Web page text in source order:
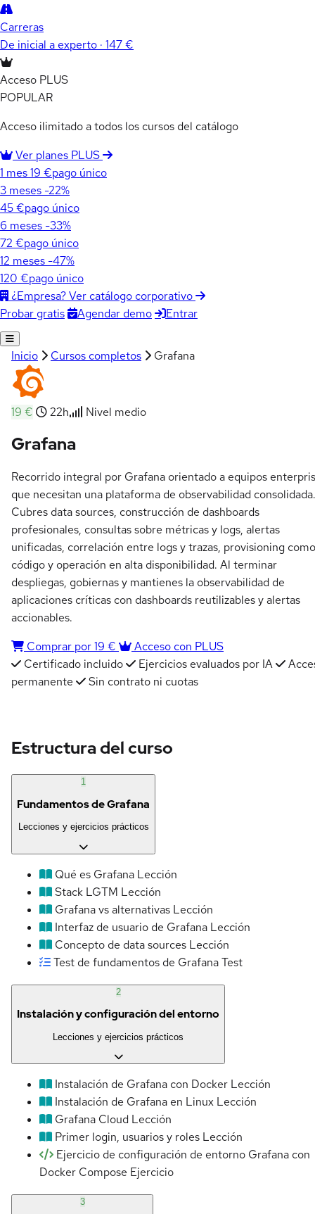
Carreras
De inicial a experto · 147 €
Acceso PLUS
POPULAR
Acceso ilimitado a todos los cursos del catálogo
Ver planes PLUS
1 mes19 €pago único
3 meses -22%
45 €pago único
6 meses -33%
72 €pago único
12 meses -47%
120 €pago único
¿Empresa? Ver catálogo corporativo
Probar gratis
Agendar demo Entrar
Inicio Cursos completos Grafana
19 € 22h Nivel medio
Grafana
Recorrido integral por Grafana orientado a equipos
que necesitan una plataforma de observabilidad consolidada.
Cubres data sources, construcción de dashboards
profesionales, consultas sobre métricas y logs, alertas
unificadas, correlación entre logs y trazas, provisioning como
código y operación en alta disponibilidad. Al terminar
despliegas, gobiernas y mantienes la observabilidad de
aplicaciones críticas con dashboards reutilizables y alertas
accionables.
Comprar por 19 €
Acceso con PLUS
Certificado incluido
Ejercicios evaluados por IA
permanente
Sin contrato ni cuotas
Estructura del curso
1
Fundamentos de Grafana
Lecciones y ejercicios prácticos
Qué es Grafana Lección
Stack LGTM Lección
Grafana vs alternativas Lección
Interfaz de usuario de Grafana Lección
Concepto de data sources Lección
Test de fundamentos de GrafanaTest
2
Instalación y configuración del entorno
Lecciones y ejercicios prácticos
Instalación de Grafana con Docker Lección
Instalación de Grafana en Linux Lección
Grafana Cloud Lección
Primer login, usuarios y roles Lección
Ejercicio de configuración de entorno Grafana con
Docker Compose Ejercicio
3